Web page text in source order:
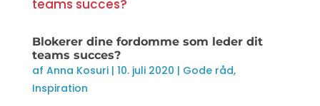
Blokerer dine fordomme som leder dit
teams succes?
af Anna Kosuri| 10. juli 2020 | Gode råd,
Inspiration